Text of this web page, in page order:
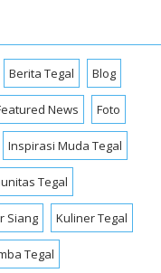
Berita Tegal Blog
News Foto
Inspirasi Muda Tegal
Tegal
Siang Kuliner Tegal
Tegal